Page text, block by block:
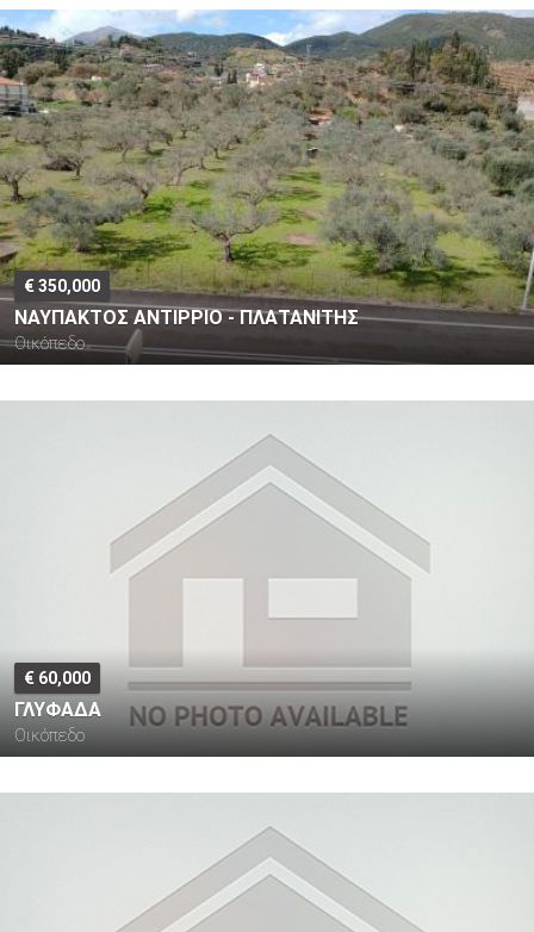
€ 350,000
ΝΑΥΠΑΚΤΟΣ ΑΝΤΙΡΡΙΟ - ΠΛΑΤΑΝΙΤΗΣ
Οικόπεδο
€ 60,000
ΓΛΥΦΑΔΑ
Οικόπεδο